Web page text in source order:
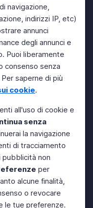
navigazione,
indirizzi IP, etc)
annunci
degli annunci e
Puoi liberamente
consenso senza
saperne di più
cookie.
all'uso di cookie e
senza
la navigazione
di tracciamento
pubblicità non
per
alcune finalità,
o revocare
le tue preferenze.